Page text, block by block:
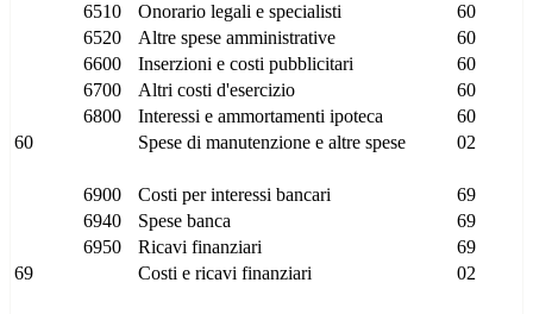
6510
Onorario legali e specialisti
60
6520
Altre spese amministrative
60
6600
Inserzioni e costi pubblicitari
60
6700
Altri costi d'esercizio
60
6800
Interessi e ammortamenti ipoteca
60
60
Spese di manutenzione e altre spese 02
6900 Costi per interessi bancari
69
6940
Spese banca
69
6950
Ricavi finanziari
69
69
Costi e ricavi finanziari 02